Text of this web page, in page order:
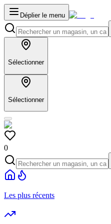
Déplier le menu
Sélectionner
Sélectionner
0
Les plus récents